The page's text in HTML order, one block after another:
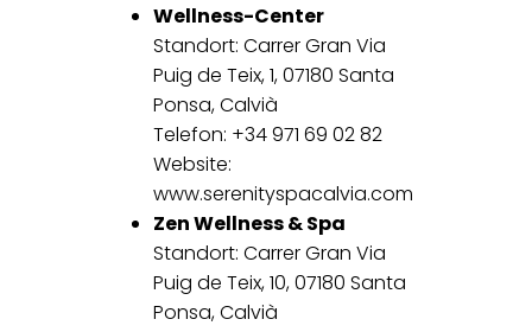
Wellness-Center
Standort: Carrer Gran Via
Puig de Teix, 1, 07180 Santa
Ponsa, Calvià
Telefon: +34 971 69 02 82
Website:
www.serenityspacalvia.com
Zen Wellness & Spa
Standort: Carrer Gran Via
Puig de Teix, 10, 07180 Santa
Ponsa, Calvià